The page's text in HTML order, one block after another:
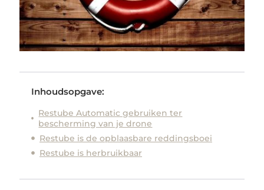
Inhoudsopgave:
Restube Automatic gebruiken ter
bescherming van je drone
Restube is de opblaasbare reddingsboei
Restube is herbruikbaar